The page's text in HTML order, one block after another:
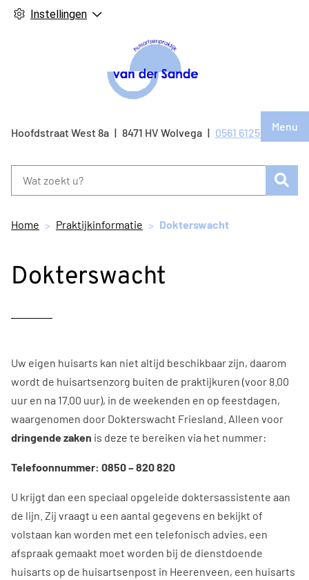
Instellingen
Menu
Hoofdstraat West8a 8471 HV Wolvega Tel:
0561 612514
Home Praktijkinformatie Dokterswacht
Dokterswacht
Uw eigen huisarts kan niet altijd beschikbaar zijn, daarom
wordt de huisartsenzorg buiten de praktijkuren (voor 8.00
uur en na 17.00 uur), in de weekenden en op feestdagen,
waargenomen door Dokterswacht Friesland. Alleen voor
dringende zaken is deze te bereiken via het nummer:
Telefoonnummer: 0850 – 820 820
U krijgt dan een speciaal opgeleide doktersassistente aan
de lijn. Zij vraagt u een aantal gegevens en bekijkt of
volstaan kan worden met een telefonisch advies, een
afspraak gemaakt moet worden bij de dienstdoende
huisarts op de huisartsenpost in Heerenveen, een huisarts